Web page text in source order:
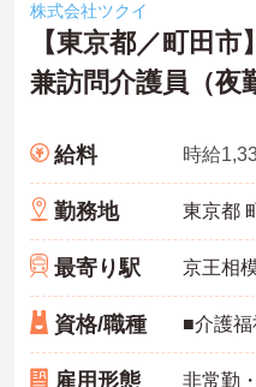
株式会社ツクイ
【東京都／町田
兼訪問介護員（夜
給料 時給
勤務地
最寄り駅
資格/職種
雇用形態